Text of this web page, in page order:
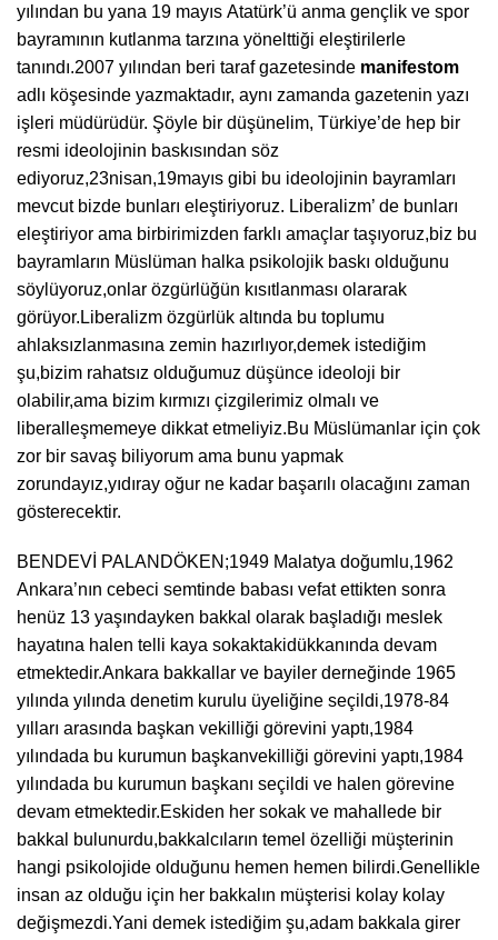
yılından bu yana 19 mayıs Atatürk’ü anma gençlik ve spor
bayramının kutlanma tarzına yönelttiği eleştirilerle
tanındı.2007 yılından beri taraf gazetesinde manifestom
adlı köşesinde yazmaktadır, aynı zamanda gazetenin yazı
işleri müdürüdür. Şöyle bir düşünelim, Türkiye’de hep bir
resmi ideolojinin baskısından söz
ediyoruz,23nisan,19mayıs gibi bu ideolojinin bayramları
mevcut bizde bunları eleştiriyoruz. Liberalizm’ de bunları
eleştiriyor ama birbirimizden farklı amaçlar taşıyoruz,biz bu
bayramların Müslüman halka psikolojik baskı olduğunu
söylüyoruz,onlar özgürlüğün kısıtlanması olararak
görüyor.Liberalizm özgürlük altında bu toplumu
ahlaksızlanmasına zemin hazırlıyor,demek istediğim
şu,bizim rahatsız olduğumuz düşünce ideoloji bir
olabilir,ama bizim kırmızı çizgilerimiz olmalı ve
liberalleşmemeye dikkat etmeliyiz.Bu Müslümanlar için çok
zor bir savaş biliyorum ama bunu yapmak
zorundayız,yıdıray oğur ne kadar başarılı olacağını zaman
gösterecektir.
BENDEVİ PALANDÖKEN;1949 Malatya doğumlu,1962
Ankara’nın cebeci semtinde babası vefat ettikten sonra
henüz 13 yaşındayken bakkal olarak başladığı meslek
hayatına halen telli kaya sokaktakidükkanında devam
etmektedir.Ankara bakkallar ve bayiler derneğinde 1965
yılında yılında denetim kurulu üyeliğine seçildi,1978-84
yılları arasında başkan vekilliği görevini yaptı,1984
yılındada bu kurumun başkanvekilliği görevini yaptı,1984
yılındada bu kurumun başkanı seçildi ve halen görevine
devam etmektedir.Eskiden her sokak ve mahallede bir
bakkal bulunurdu,bakkalcıların temel özelliği müşterinin
hangi psikolojide olduğunu hemen hemen bilirdi.Genellikle
insan az olduğu için her bakkalın müşterisi kolay kolay
değişmezdi.Yani demek istediğim şu,adam bakkala girer